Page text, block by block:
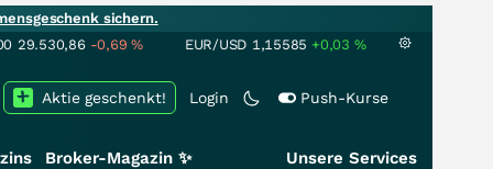
sichern.
29.530,86 -0,69% EUR/USD 1,15585 +0,03 %
Login Push-Kurse
Aktie geschenkt!
Broker-Magazin ✨ Unsere Services